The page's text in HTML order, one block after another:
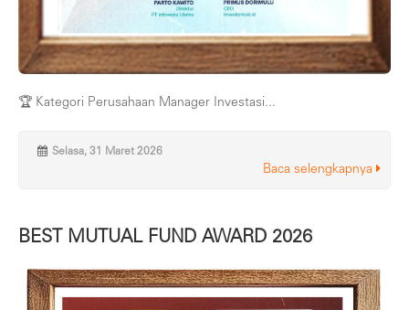
🏆 Kategori Perusahaan Manager Investasi...
Selasa, 31 Maret 2026
Baca selengkapnya
BEST MUTUAL FUND AWARD 2026